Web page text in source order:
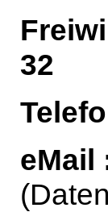
32
eMail